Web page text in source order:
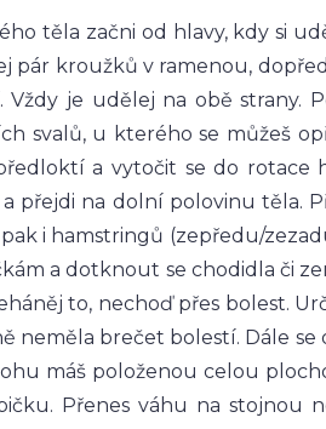
těla začni od hlavy, kdy si
pár kroužků v ramenou,
Vždy je udělej na obě strany.
svalů, u kterého se můžeš
a vytočit se do rotace
přejdi na dolní polovinu těla.
i hamstringů (zepředu/
a dotknout se chodidla či
to, nechoď přes bolest.
neměla brečet bolestí. Dále se
máš položenou celou
Přenes váhu na stojnou